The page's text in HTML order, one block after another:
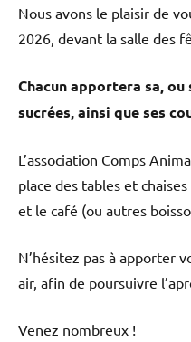
Nous avons le plaisir de
2026, devant la salle des
Chacun apportera sa,
sucrées, ainsi que ses
L’association Comps
place des tables et
et le café (ou autres
N’hésitez pas à apporter
air, afin de poursuivre
Venez nombreux !